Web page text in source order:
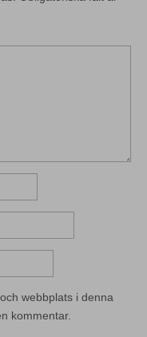
webbplats i denna
kommentar.